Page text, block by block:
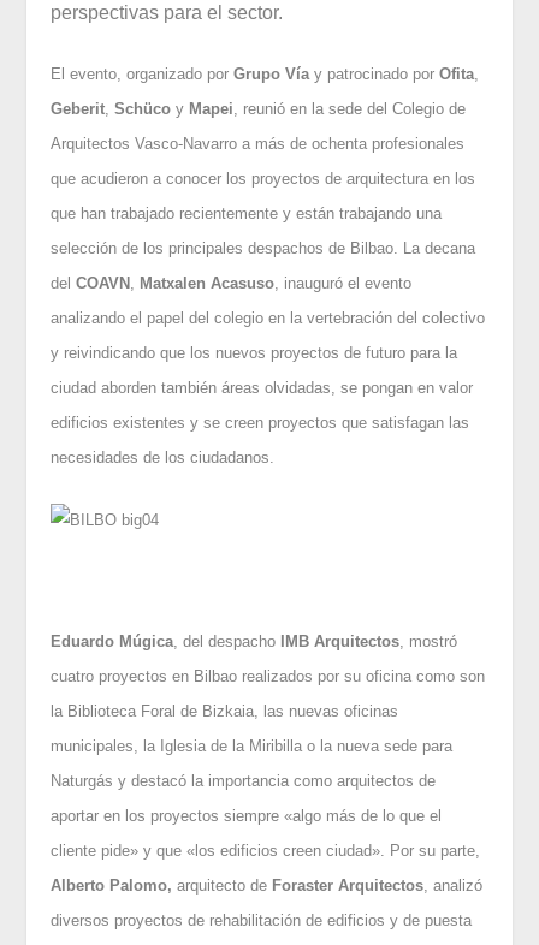
perspectivas para el sector.
El evento, organizado porGrupo Víay patrocinado porOfita,
Geberit,Schüco y Mapei, reunió en la sede del Colegio de
Arquitectos Vasco-Navarro a más de ochenta profesionales
que acudieron a conocer los proyectos de arquitectura en los
que han trabajado recientemente y están trabajando una
selección de los principales despachos de Bilbao. La decana
delCOAVN , Matxalen Acasuso, inauguró el evento
analizando el papel del colegio en la vertebración del colectivo
y reivindicando que los nuevos proyectos de futuro para la
ciudad aborden también áreas olvidadas, se pongan en valor
edificios existentes y se creen proyectos que satisfagan las
necesidades de los ciudadanos.
Eduardo Múgica, del despacho IMB Arquitectos, mostró
cuatro proyectos en Bilbao realizados por su oficina como son
la Biblioteca Foral de Bizkaia, las nuevas oficinas
municipales, la Iglesia de la Miribilla o la nueva sede para
Naturgás y destacó la importancia como arquitectos de
aportar en los proyectos siempre «algo más de lo que el
cliente pide» y que «los edificios creen ciudad». Por su parte,
Alberto Palomo, arquitecto de Foraster Arquitectos, analizó
diversos proyectos de rehabilitación de edificios y de puesta